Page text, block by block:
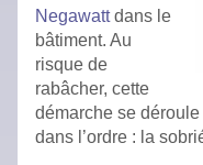
Negawattdans le
bâtiment. Au
risque de
rabâcher, cette
démarche se
dans l’ordre : la